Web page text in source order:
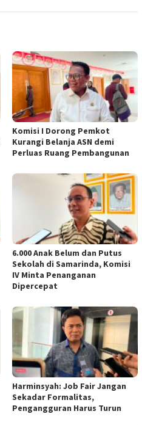
Komisi I Dorong Pemkot
Kurangi Belanja ASN demi
Perluas Ruang Pembangunan
6.000 Anak Belum dan Putus
Sekolah di Samarinda, Komisi
IV Minta Penanganan
Dipercepat
Harminsyah: Job Fair Jangan
Sekadar Formalitas,
Pengangguran Harus Turun